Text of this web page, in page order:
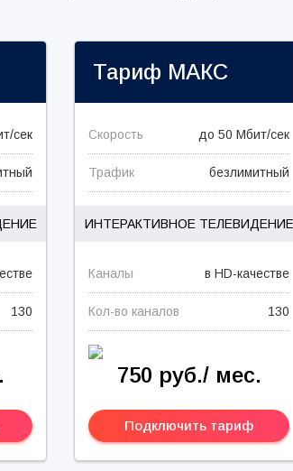
сек
130
Тариф МАКС
Скорость до 50 Мбит/сек
Трафик безлимитный
ИНТЕРАКТИВНОЕ ТЕЛЕВИДЕНИЕ
Каналы в HD-качестве
Кол-во каналов 130
750 руб./ мес.
Подключить тариф